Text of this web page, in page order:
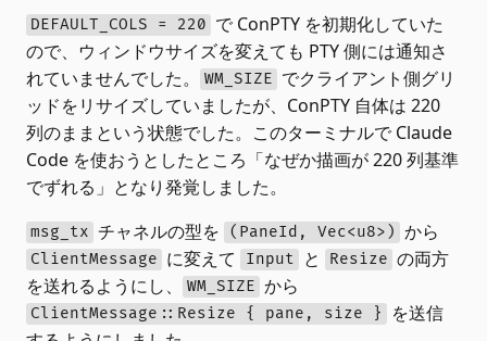
DEFAULT_COLS = 220 で ConPTY を初期化していた
ので、ウィンドウサイズを変えても PTY 側には通知さ
れていませんでした。
WM_SIZE でクライアント側グリ
ッドをリサイズしていましたが、ConPTY 自体は 220
列のままという状態でした。このターミナルで Claude
Code を使おうとしたところ「なぜか描画が 220 列基準
でずれる」となり発覚しました。
msg_tx チャネルの型を (PaneId, Vec<u8>) から
ClientMessage に変えて Input と Resize の両方
を送れるようにし、
WM_SIZE から
ClientMessage::Resize { pane, size }
を送信